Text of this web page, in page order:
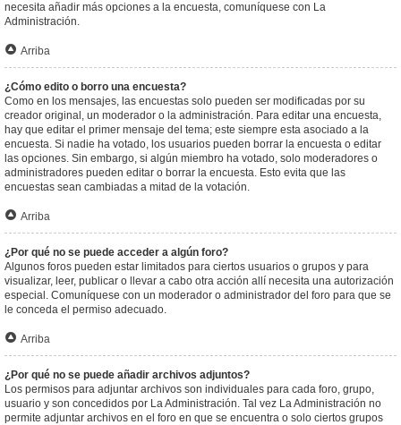
necesita añadir más opciones a la encuesta, comuníquese con La
Administración.
Arriba
¿Cómo edito o borro una encuesta?
Como en los mensajes, las encuestas solo pueden ser modificadas por su
creador original, un moderador o la administración. Para editar una encuesta,
hay que editar el primer mensaje del tema; este siempre esta asociado a la
encuesta. Si nadie ha votado, los usuarios pueden borrar la encuesta o editar
las opciones. Sin embargo, si algún miembro ha votado, solo moderadores o
administradores pueden editar o borrar la encuesta. Esto evita que las
encuestas sean cambiadas a mitad de la votación.
Arriba
¿Por qué no se puede acceder a algún foro?
Algunos foros pueden estar limitados para ciertos usuarios o grupos y para
visualizar, leer, publicar o llevar a cabo otra acción allí necesita una autorización
especial. Comuníquese con un moderador o administrador del foro para que se
le conceda el permiso adecuado.
Arriba
¿Por qué no se puede añadir archivos adjuntos?
Los permisos para adjuntar archivos son individuales para cada foro, grupo,
usuario y son concedidos por La Administración. Tal vez La Administración no
permite adjuntar archivos en el foro en que se encuentra o solo ciertos grupos